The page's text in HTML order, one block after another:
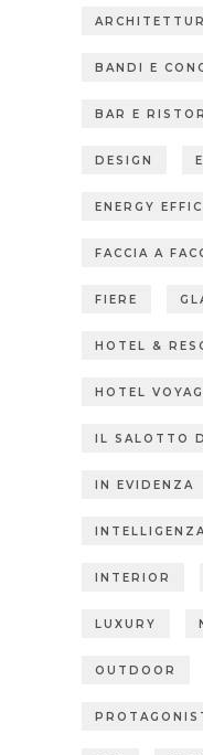
BANDI E
BAR E
DESIGN
ENERGY
FACCIA A
FIERE
HOTEL &
HOTEL
IL SALOTTO
IN EVIDENZA
INTERIOR
LUXURY
OUTDOOR